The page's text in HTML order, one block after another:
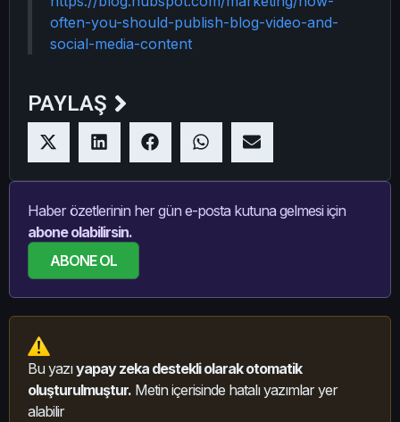
often-you-should-publish-blog-video-and-
social-media-content
PAYLAŞ
Haber özetlerinin her gün e-posta kutuna gelmesi için
abone olabilirsin.
ABONE OL
Bu yazıyapay zeka destekli olarak otomatik
oluşturulmuştur. Metin içerisinde hatalı yazımlar yer
alabilir